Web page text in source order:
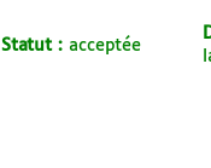
Statut : acceptée